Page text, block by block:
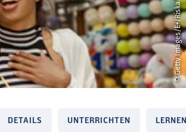
© Getty Images/E+/Riska
DETAILS UNTERRICHTEN